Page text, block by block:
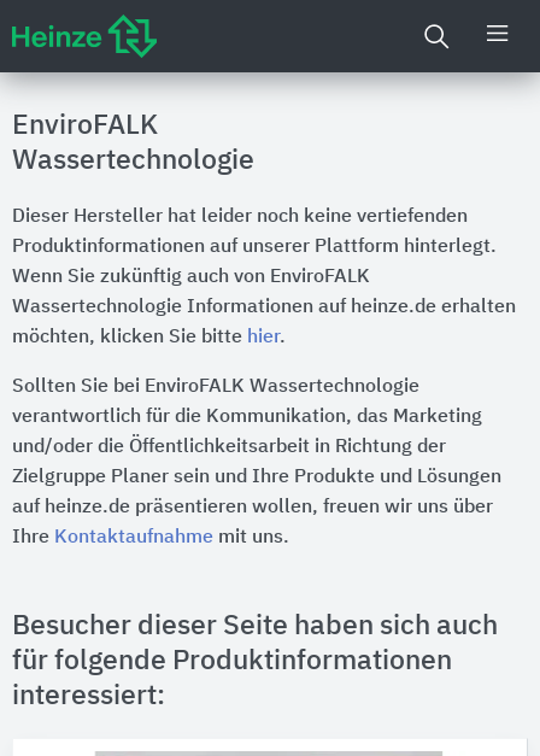
EnviroFALK
Wassertechnologie
Dieser Hersteller hat leider noch keine vertiefenden
Produktinformationen auf unserer Plattform hinterlegt.
Wenn Sie zukünftig auch von EnviroFALK
Wassertechnologie Informationen auf heinze.de erhalten
möchten, klicken Sie bitte hier.
Sollten Sie bei EnviroFALK Wassertechnologie
verantwortlich für die Kommunikation, das Marketing
und/oder die Öffentlichkeitsarbeit in Richtung der
Zielgruppe Planer sein und Ihre Produkte und Lösungen
auf heinze.de präsentieren wollen, freuen wir uns über
Ihre Kontaktaufnahme mit uns.
Besucher dieser Seite haben sich auch
für folgende Produktinformationen
interessiert: